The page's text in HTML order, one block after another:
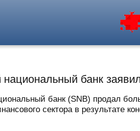
банк
банк (SNB) продал
сектора в результате